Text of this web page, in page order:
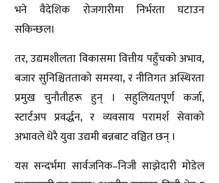
भने वैदेशिक रोजगारीमा निर्भरता घटाउन
सकिन्छल।
तर, उद्यमशीलता विकासमा वित्तीय पहुँचको अभाव,
बजार सुनिश्चितताको समस्या, र नीतिगत अस्थिरता
प्रमुख चुनौतीहरू हुन् । सहुलियतपूर्ण कर्जा,
स्टार्टअप प्रवर्द्धन, र व्यवसाय परामर्श सेवाको
अभावले धेरै युवा उद्यमी बन्नबाट वञ्चित छन् ।
यस सन्दर्भमा सार्वजनिक–निजी साझेदारी मोडेल